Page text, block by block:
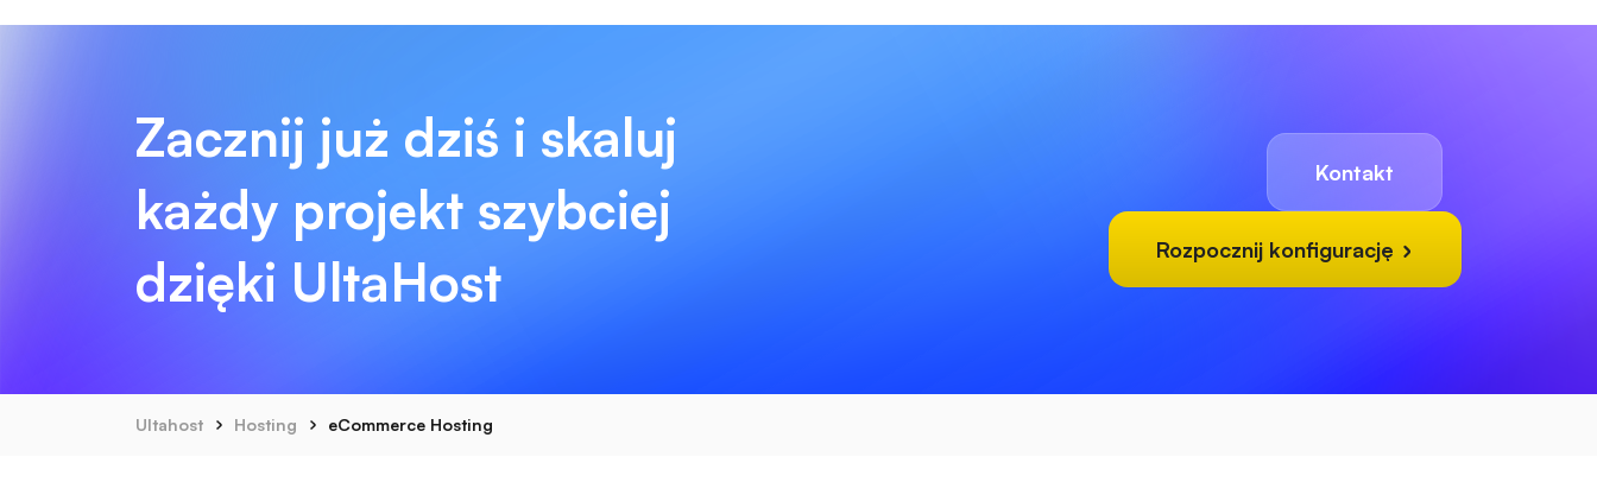
Zacznij już dziś i skaluj
każdy projekt szybciej
dzięki UltaHost
Kontakt
Rozpocznij konfigurację
Ultahost Hosting eCommerce Hosting